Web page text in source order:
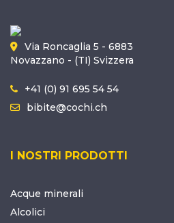
Via Roncaglia 5 - 6883
Novazzano - (TI) Svizzera
+41 (0) 91 695 54 54
bibite@cochi.ch
I NOSTRI PRODOTTI
Acque minerali
Alcolici